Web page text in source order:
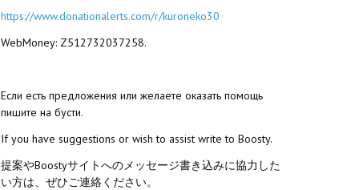
https://www.donationalerts.com/r/kuroneko30
WebMoney: Z512732037258.
Если есть предложения или желаете оказать помощь
пишите на бусти.
If you have suggestions or wish to assist write to Boosty.
提案やBoostyサイトへのメッセージ書き込みに協力した
い方は、ぜひご連絡ください。